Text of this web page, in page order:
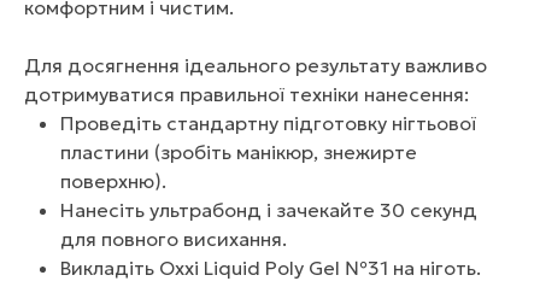
комфортним і чистим.
Для досягнення ідеального результату важливо
дотримуватися правильної техніки нанесення:
Проведіть стандартну підготовку нігтьової
пластини (зробіть манікюр, знежирте
поверхню).
Нанесіть ультрабонд і зачекайте 30 секунд
для повного висихання.
Викладіть Oxxi Liquid Poly Gel №31 на ніготь.